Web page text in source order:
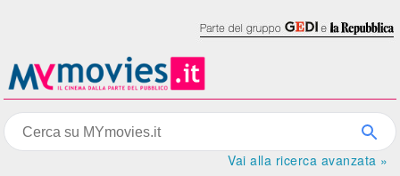
Vai alla ricerca avanzata »